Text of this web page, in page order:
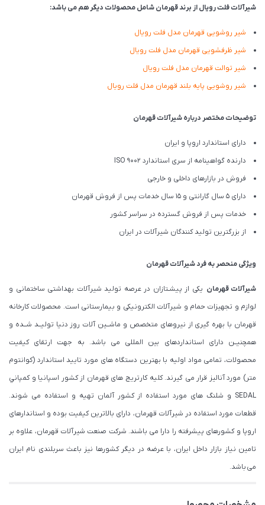
شیرآلات فلت رویال از برند قهرمان شامل محصولات دیگر هم می باشد:
شیر روشویی قهرمان مدل فلت رویال
شیر ظرفشویی قهرمان مدل فلت رویال
شیر توالت قهرمان مدل فلت رویال
شیر روشویی پایه بلند قهرمان مدل فلت رویال
توضیحات مختصر درباره شیرآلات قهرمان
دارای استاندارد اروپا و ایران
دارنده گواهینامه از سری استاندارد ISO 9002
فروش در بازارهای داخلی و خارجی
دارای 5 سال گارانتی و 15 سال خدمات پس از فروش قهرمان
خدمات پس از فروش گسترده در سراسر کشور
از بزرگترین تولید کنندگان شیرآلات در ایران
ویژگی منحصر به فرد شیرآلات قهرمان
شیرآلات قهرمان یکی از پیشـتازان در عرصه تولید شیرآلات بهداشتی ساختمانی و
لوازم و تجهیزات حمام و شیرآلات الکترونیکی و بیمارستانی است. محصولات کارخانه
قهرمان با بهره گیری از نیروهای متخصص و ماشــین آلات روز دنیا تولیــد شــده و
همچنیــن دارای استانداردهای بین المللی می باشد. به جهت ارتقای کیفیت
محصولات، تمامی مواد اولیه با بهترین دستگاه های مورد تایید استاندارد (كوانتوم
متر) مورد آنالیز قرار می گیرند. كليه كارتريج های قهرمان از كشور اسپانيا و كمپاني
SEDAL و شلنگ های مورد استفاده از کشور آلمان تهیه و استفاده می شوند.
قطعات مورد استفاده در شیرآلات قهرمان، دارای بالاترین کیفیت بوده و استاندارهای
اروپا و کشورهای پیشرفته را دارا می باشند. شرکت صنعت شیرآلات قهرمان، علاوه بر
تامین نیاز بازار داخل ایران، با عرضه در دیگر کشورها نیز باعث سربلندی نام ایران
می باشد.